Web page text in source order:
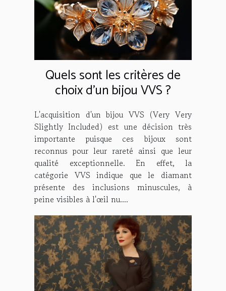
Quels sont les critères de
choix d’un bijou VVS ?
L'acquisition d'un bijou VVS (Very Very
Slightly Included) est une décision très
importante puisque ces bijoux sont
reconnus pour leur rareté ainsi que leur
qualité exceptionnelle. En effet, la
catégorie VVS indique que le diamant
présente des inclusions minuscules, à
peine visibles à l'œil nu....